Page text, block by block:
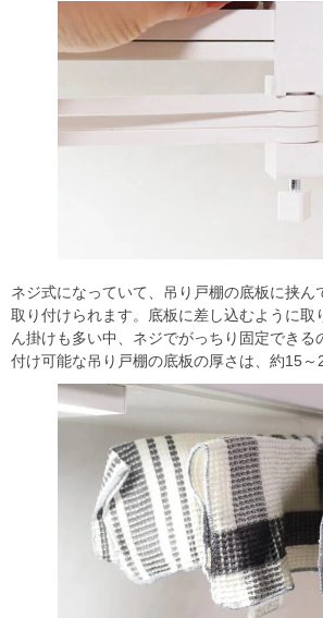
ネジ式になっていて、吊り戸棚の底板に挟ん
取り付けられます。底板に差し込むように取
ん掛けも多い中、ネジでがっちり固定できる
付け可能な吊り戸棚の底板の厚さは、約15～